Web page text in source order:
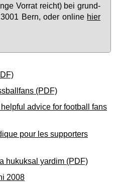
Vor­rat reicht) bei grund­
Bern, oder on­line hier
(PDF)
advice for football fans
pour les supporters
hukuksal yardim (PDF)
2008